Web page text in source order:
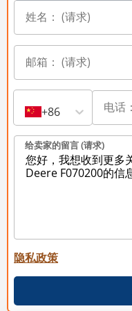
+86
给卖家的留言 (请求)
隐私政策